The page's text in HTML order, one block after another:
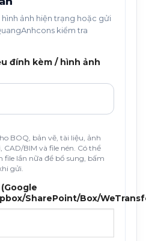
ảnh hiện trạng hoặc gửi
kiểm tra
đính kèm / hình ảnh
BOQ, bản vẽ, tài liệu, ảnh
BIM và file nén. Có thể
file lần nữa để bổ sung, bấm
gửi.
SharePoint/Box/